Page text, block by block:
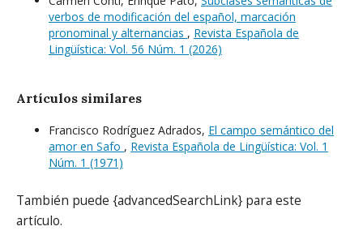
verbos de modificación del español, marcación
pronominal y alternancias , Revista Española de
Lingüística: Vol. 56 Núm. 1 (2026)
Artículos similares
Francisco Rodríguez Adrados, El campo semántico del
amor en Safo , Revista Española de Lingüística: Vol. 1
Núm. 1 (1971)
También puede {advancedSearchLink} para este
artículo.